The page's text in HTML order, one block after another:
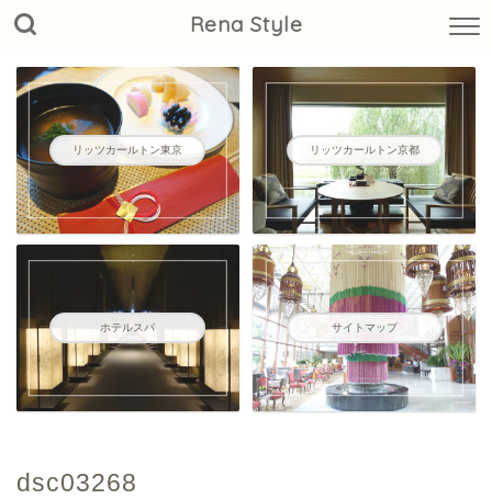
Rena Style
リッツカールトン東京 リッツカールトン京都
ホテルスパ サイトマップ
dsc03268